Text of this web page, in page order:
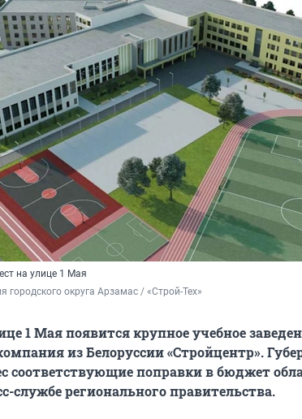
на улице 1 Мая
городского округа Арзамас / «Строй-Тех»
1 Мая появится крупное учебное
из Белоруссии «Стройцентр».
соответствующие поправки в бюджет
службе регионального правительства.